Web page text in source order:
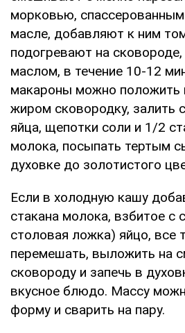
морковью,
масле, добавляют к ним
подогревают на
маслом, в течение 10-12
макароны можно положить
жиром сковородку, залить
яйца, щепотки соли и 1/2
молока, посыпать тертым
духовке до золотистого
Если в холодную кашу
стакана молока, взбитое с
столовая ложка) яйцо, все
перемешать, выложить на
сковороду и запечь в
вкусное блюдо. Массу
форму и сварить на пару.